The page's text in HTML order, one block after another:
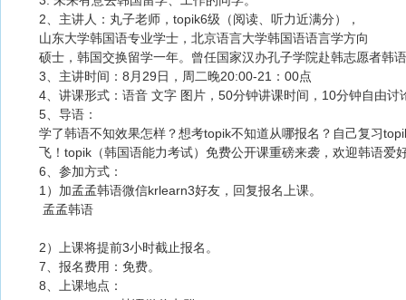
2、主讲人：丸子老师，topik6级（阅读、听力近满分），
山东大学韩国语专业学士，北京语言大学韩国语语言学方向
硕士，韩国交换留学一年。曾任国家汉办孔子学院赴韩志愿者韩
3、主讲时间：8月29日，周二晚20:00-21：00点
4、讲课形式：语音 文字 图片，50分钟讲课时间，10分钟自由讨
5、导语：
学了韩语不知效果怎样？想考topik不知道从哪报名？自己复习
飞！topik（韩国语能力考试）免费公开课重磅来袭，欢迎韩语爱
6、参加方式：
1）加孟孟韩语微信krlearn3好友，回复报名上课。
孟孟韩语
2）上课将提前3小时截止报名。
7、报名费用：免费。
8、上课地点：